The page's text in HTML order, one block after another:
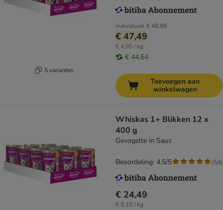
5 varianten
individueel€ 48,98
€ 47,49
€ 4,95 / kg
€ 44,64
Toevoegen aan
winkelwagen
Whiskas 1+ Blikken 12 x
400 g
Gevogelte in Saus
€ 24,49
€ 5,10 / kg
Beoordeling: 4.5/5 (54)